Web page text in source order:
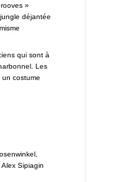
»
déjantée
qui sont à
Les
costume
Sipiagin